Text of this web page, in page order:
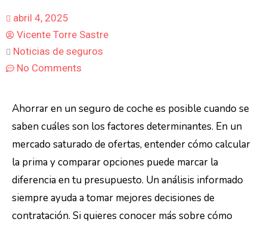
abril 4, 2025
Vicente Torre Sastre
Noticias de seguros
No Comments
Ahorrar en un seguro de coche es posible cuando se
saben cuáles son los factores determinantes. En un
mercado saturado de ofertas, entender cómo calcular
la prima y comparar opciones puede marcar la
diferencia en tu presupuesto. Un análisis informado
siempre ayuda a tomar mejores decisiones de
contratación. Si quieres conocer más sobre cómo